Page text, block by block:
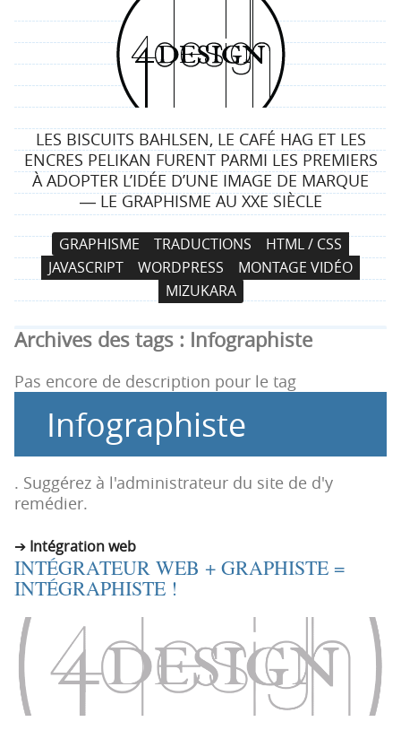
4
d
e
s
i
g
n
LES BISCUITS BAHLSEN, LE CAFÉ HAG ET LES
ENCRES PELIKAN FURENT PARMI LES PREMIERS
À ADOPTER L’IDÉE D’UNE IMAGE DE MARQUE
― LE GRAPHISME AU XXE SIÈCLE
N
a
v
i
g
a
t
i
p
i
c
i
p
e
A
l
l
e
r
a
u
c
t
n
GRAPHISME TRADUCTIONS
HTML / CSS
JAVASCRIPT
WORDPRESS
MONTAGE VIDÉO
MIZUKARA
Archives des tags : Infographiste
Pas encore de description pour le tag
Infographiste
. Suggérez à l'administrateur du site de d'y
remédier.
Intégration web
INTÉGRATEUR WEB + GRAPHISTE =
INTÉGRAPHISTE !